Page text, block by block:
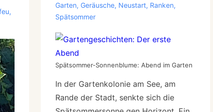
,
Garten, Geräusche, Neustart, Ranken,
Spätsommer
Spätsommer-Sonnenblume: Abend im Garten
In der Gartenkolonie am See, am
Rande der Stadt, senkte sich die